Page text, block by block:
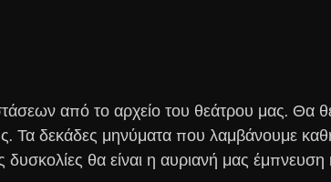
από το αρχείο του θεάτρου μας. Θα
Τα δεκάδες μηνύματα που λαμβάνουμε
θα είναι η αυριανή μας